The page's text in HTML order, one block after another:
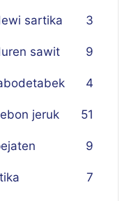
sartika 3
sawit 9
4
jeruk 51
9
7